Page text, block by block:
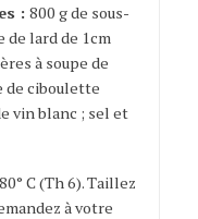
: 800 g de sous-
de lard de 1cm
à soupe de
de ciboulette
vin blanc ; sel et
C (Th 6). Taillez
à votre